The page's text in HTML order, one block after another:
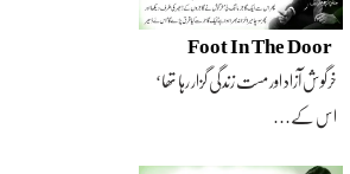
Foot In The Door
خرگوش آزاد اور مست زندگی گزار رہا تھا‘
اس کے…